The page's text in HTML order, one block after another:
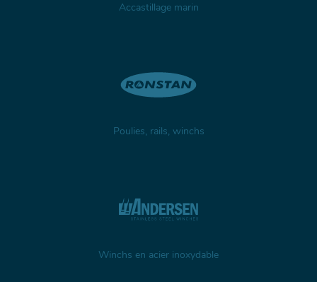
Accastillage marin
Poulies, rails, winchs
Winchs en acier inoxydable